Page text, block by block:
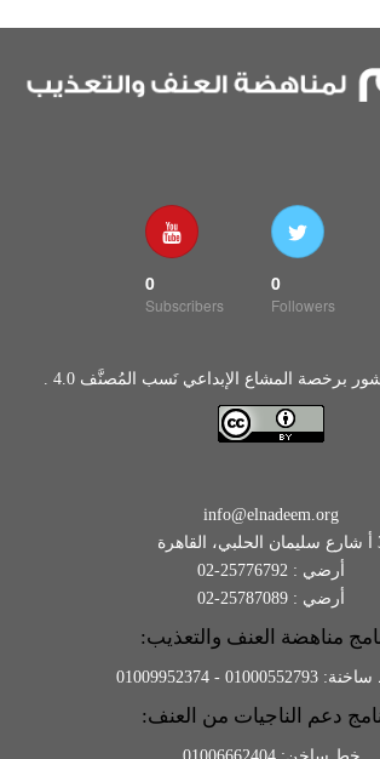
0
Followers
0
Subscribers
برخصة المشاع الإبداعي نَسب المُصنَّف 4.0 .
info@elnadeem.org
أرضي : 25776792-02
أرضي : 25787089-02
مناهضة العنف والتعذيب:
- 01009952374
دعم الناجيات من العنف: